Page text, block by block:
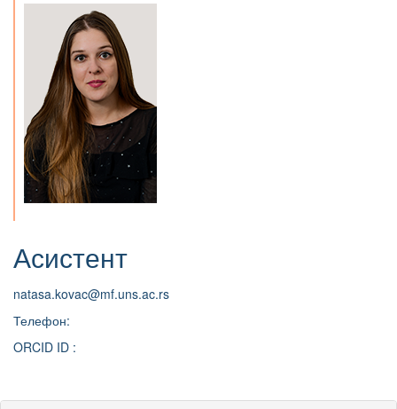
Асистент
natasa.kovac@mf.uns.ac.rs
Телефон:
ORCID ID :